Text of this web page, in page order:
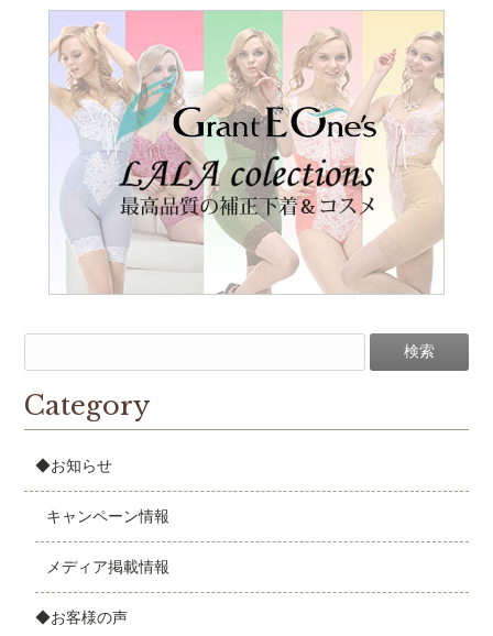
Category
◆お知らせ
キャンペーン情報
メディア掲載情報
◆お客様の声